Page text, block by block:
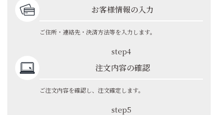
お客様情報の入力
ご住所・連絡先・決済方法等を入力します。
step4
注文内容の確認
ご注文内容を確認し、注文確定します。
step5